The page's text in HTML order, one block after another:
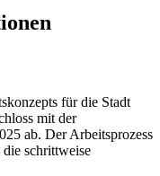
für die Stadt
mit der
ab. Der Arbeitsprozess
die schrittweise